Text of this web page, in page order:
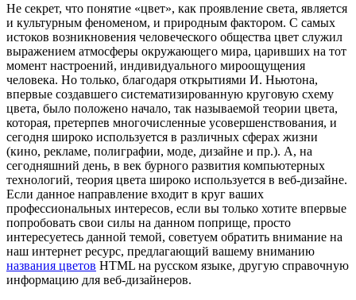
Не секрет, что понятие «цвет», как проявление света, является
и культурным феноменом, и природным фактором. С самых
истоков возникновения человеческого общества цвет служил
выражением атмосферы окружающего мира, царивших на тот
момент настроений, индивидуального мироощущения
человека. Но только, благодаря открытиями И. Ньютона,
впервые создавшего систематизированную круговую схему
цвета, было положено начало, так называемой теории цвета,
которая, претерпев многочисленные усовершенствования, и
сегодня широко используется в различных сферах жизни
(кино, рекламе, полиграфии, моде, дизайне и пр.). А, на
сегодняшний день, в век бурного развития компьютерных
технологий, теория цвета широко используется в веб-дизайне.
Если данное направление входит в круг ваших
профессиональных интересов, если вы только хотите впервые
попробовать свои силы на данном поприще, просто
интересуетесь данной темой, советуем обратить внимание на
наш интернет ресурс, предлагающий вашему вниманию
названия цветов HTML на русском языке, другую справочную
информацию для веб-дизайнеров.